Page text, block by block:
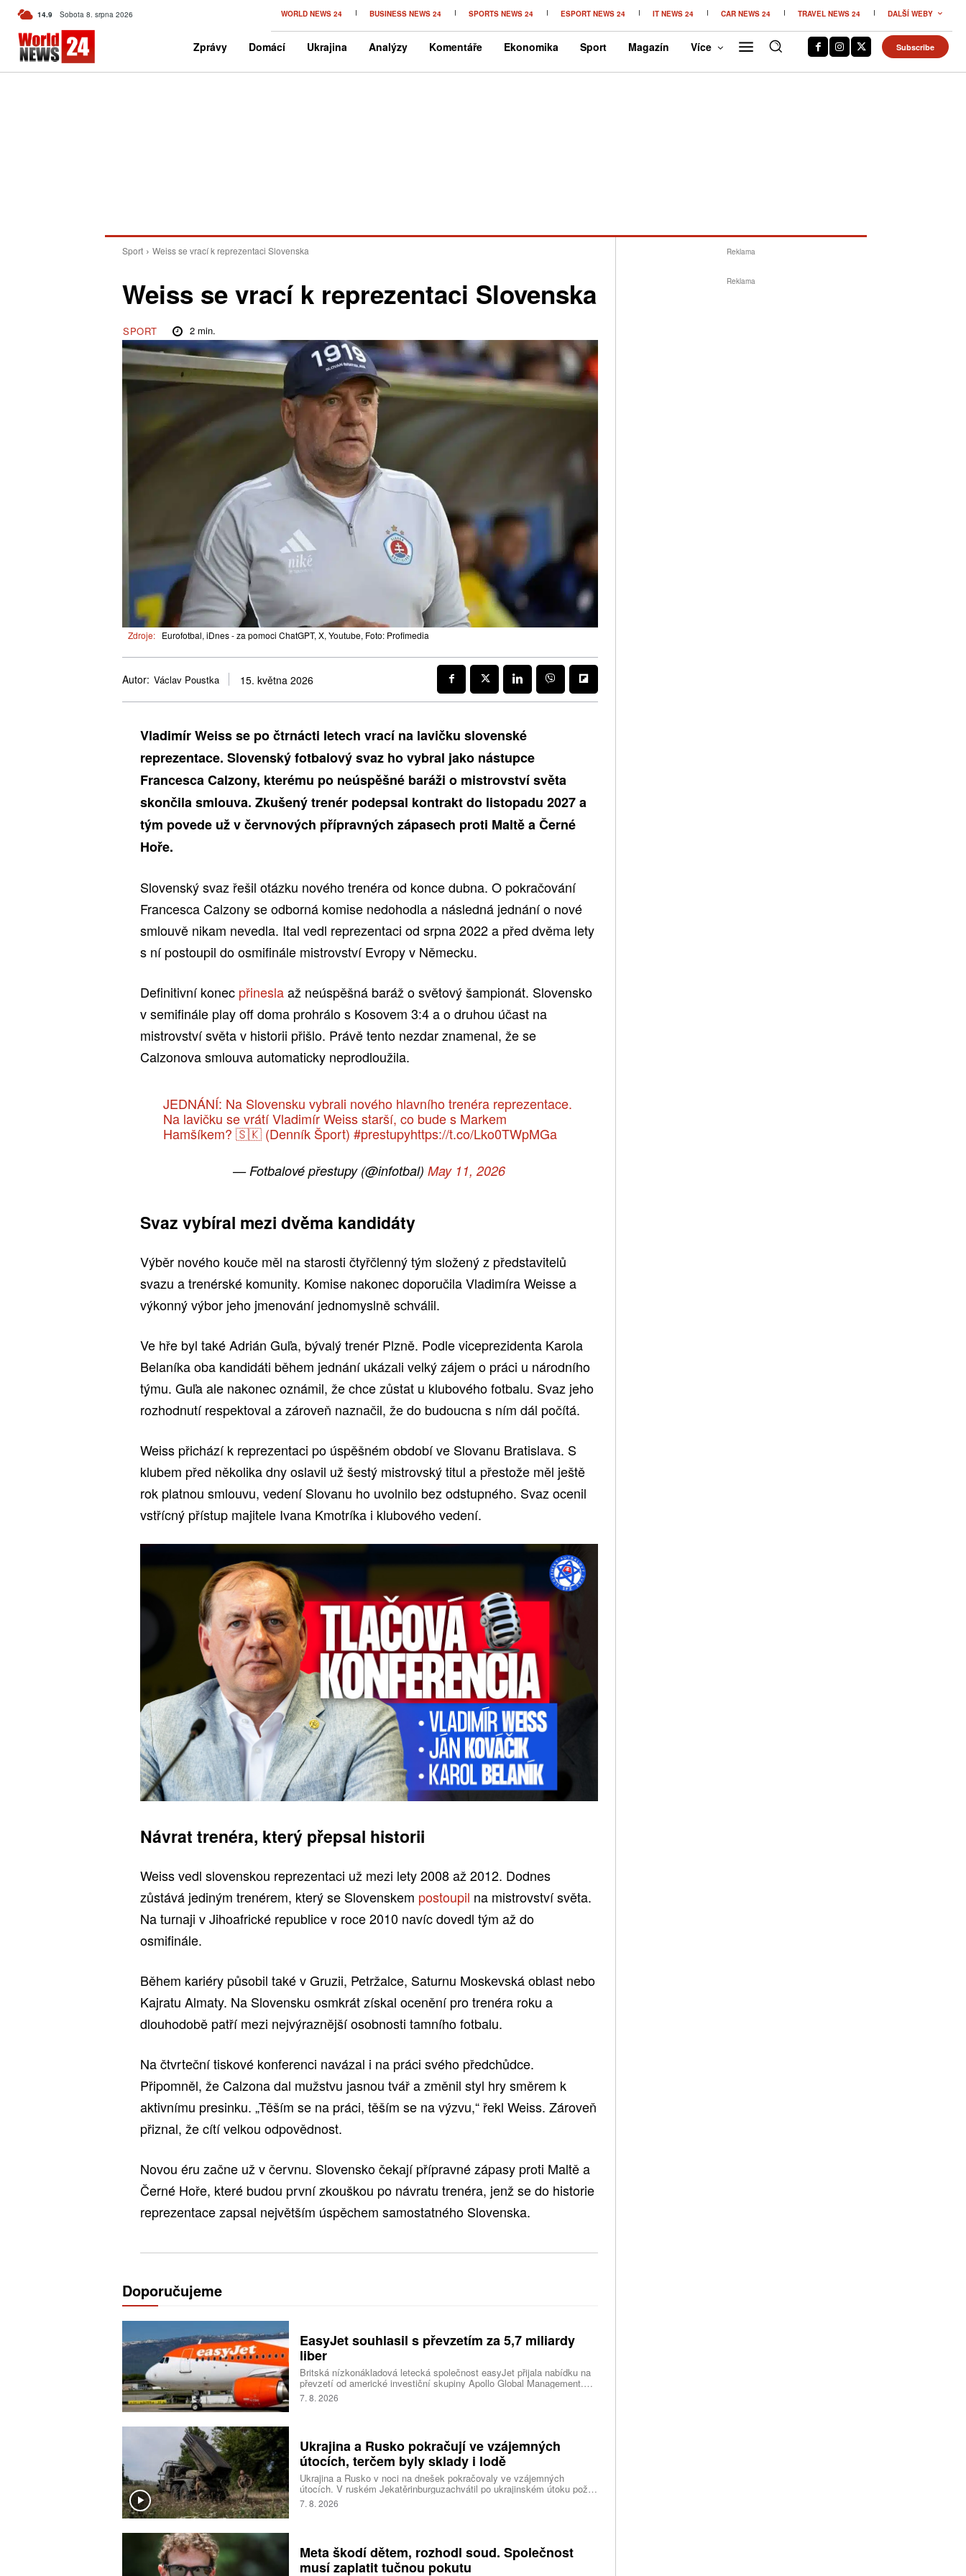
14.9 C Czech
Sobota 8. srpna 2026 WORLD NEWS 24 BUSINESS NEWS 24 SPORTS NEWS 24 ESPORT NEWS 24 IT NEWS 24 CAR NEWS 24 TRAVEL NEWS 24 DALŠÍ WEBY
Zprávy Domácí Ukrajina Analýzy Komentáře Ekonomika Sport Magazín Více Subscribe
Sport Weiss se vrací k reprezentaci Slovenska
Weiss se vrací k reprezentaci Slovenska
SPORT 2min.
Zdroje: Eurofotbal, iDnes - za pomoci ChatGPT, X, Youtube, Foto: Profimedia
Autor: Václav Poustka 15. května 2026
Vladimír Weiss se po čtrnácti letech vrací na lavičku slovenské
reprezentace. Slovenský fotbalový svaz ho vybral jako nástupce
Francesca Calzony, kterému po neúspěšné baráži o mistrovství světa
skončila smlouva. Zkušený trenér podepsal kontrakt do listopadu 2027 a
tým povede už v červnových přípravných zápasech proti Maltě a Černé
Hoře.
Slovenský svaz řešil otázku nového trenéra od konce dubna. O pokračování
Francesca Calzony se odborná komise nedohodla a následná jednání o nové
smlouvě nikam nevedla. Ital vedl reprezentaci od srpna 2022 a před dvěma lety
s ní postoupil do osmifinále mistrovství Evropy v Německu.
Definitivní konec přineslaaž neúspěšná baráž o světový šampionát. Slovensko
v semifinále play off doma prohrálo s Kosovem 3:4 a o druhou účast na
mistrovství světa v historii přišlo. Právě tento nezdar znamenal, že se
Calzonova smlouva automaticky neprodloužila.
JEDNÁNÍ: Na Slovensku vybrali nového hlavního trenéra reprezentace.
Na lavičku se vrátí Vladimír Weiss starší, co bude s Markem
Hamšíkem? 🇸🇰 (Denník Šport) #prestupyhttps://t.co/Lko0TWpMGa
— Fotbalové přestupy (@infotbal)May 11, 2026
Svaz vybíral mezi dvěma kandidáty
Výběr nového kouče měl na starosti čtyřčlenný tým složený z představitelů
svazu a trenérské komunity. Komise nakonec doporučila Vladimíra Weisse a
výkonný výbor jeho jmenování jednomyslně schválil.
Ve hře byl také Adrián Guľa, bývalý trenér Plzně. Podle viceprezidenta Karola
Belaníka oba kandidáti během jednání ukázali velký zájem o práci u národního
týmu. Guľa ale nakonec oznámil, že chce zůstat u klubového fotbalu. Svaz jeho
rozhodnutí respektoval a zároveň naznačil, že do budoucna s ním dál počítá.
Weiss přichází k reprezentaci po úspěšném období ve Slovanu Bratislava. S
klubem před několika dny oslavil už šestý mistrovský titul a přestože měl ještě
rok platnou smlouvu, vedení Slovanu ho uvolnilo bez odstupného. Svaz ocenil
vstřícný přístup majitele Ivana Kmotríka i klubového vedení.
Návrat trenéra, který přepsal historii
Weiss vedl slovenskou reprezentaci už mezi lety 2008 až 2012. Dodnes
zůstává jediným trenérem, který se Slovenskem postoupil na mistrovství světa.
Na turnaji v Jihoafrické republice v roce 2010 navíc dovedl tým až do
osmifinále.
Během kariéry působil také v Gruzii, Petržalce, Saturnu Moskevská oblast nebo
Kajratu Almaty. Na Slovensku osmkrát získal ocenění pro trenéra roku a
dlouhodobě patří mezi nejvýraznější osobnosti tamního fotbalu.
Na čtvrteční tiskové konferenci navázal i na práci svého předchůdce.
Připomněl, že Calzona dal mužstvu jasnou tvář a změnil styl hry směrem k
aktivnímu presinku. „Těším se na práci, těším se na výzvu,“ řekl Weiss. Zároveň
přiznal, že cítí velkou odpovědnost.
Novou éru začne už v červnu. Slovensko čekají přípravné zápasy proti Maltě a
Černé Hoře, které budou první zkouškou po návratu trenéra, jenž se do historie
reprezentace zapsal největším úspěchem samostatného Slovenska.
Doporučujeme
EasyJet souhlasil s převzetím za 5,7 miliardy
liber
Britská nízkonákladová letecká společnost easyJet přijala nabídku na
převzetí od americké investiční skupiny Apollo Global Management.
Transakce oceňuje aerolinku na 5,7 miliardy liber, tedy přibližně 162
miliard korun.
7. 8. 2026
Ukrajina a Rusko pokračují ve vzájemných
útocích, terčem byly sklady i lodě
Ukrajina a Rusko v noci na dnešek pokračovaly ve vzájemných
útocích. V ruském Jekatěrinburguzachvátil po ukrajinském útoku požár
logistické centrum ruského internetového prodejce Wildberries.
Společnost o tom informovala bez podrobností na síti Telegram.
7. 8. 2026
Meta škodí dětem, rozhodl soud. Společnost
musí zaplatit tučnou pokutu
Reklama
Reklama